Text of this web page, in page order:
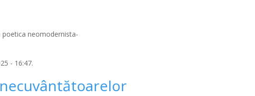
poetica neomodernista-
- 16:47.